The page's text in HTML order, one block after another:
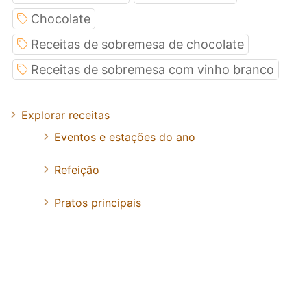
Chocolate
Receitas de sobremesa de chocolate
Receitas de sobremesa com vinho branco
Explorar receitas
Eventos e estações do ano
Refeição
Pratos principais